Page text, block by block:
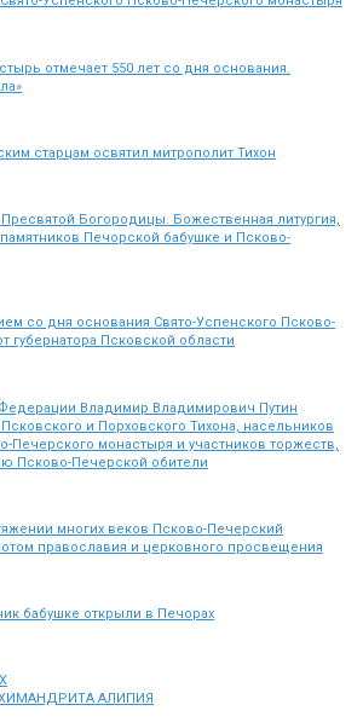
отмечает 550 лет со дня основания.
старцам освятил митрополит Тихон
Богородицы. Божественная литургия,
Печорской бабушке и Псково-
со дня основания Свято-Успенского Псково-
губернатора Псковской области
Владимир Владимирович Путин
и Порховского Тихона, насельников
Печерского монастыря и участников торжеств,
Псково-Печерской обители
многих веков Псково-Печерский
православия и церковного просвещения
бабушке открыли в Печорах
АЛИПИЯ